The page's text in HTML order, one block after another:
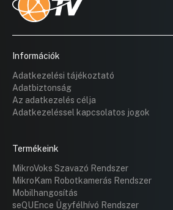
Információk
Adatkezelési tájékoztató
Adatbiztonság
Az adatkezelés célja
Adatkezeléssel kapcsolatos jogok
Termékeink
MikroVoks Szavazó Rendszer
MikroKam Robotkamerás Rendszer
Mobilhangosítás
seQUEnce Ügyfélhívó Rendszer